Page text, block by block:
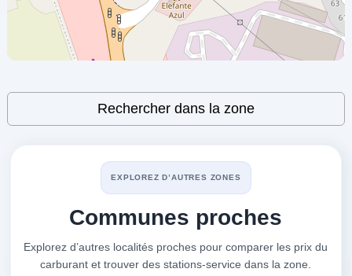
BP Monte
à 1.78 km
SETÚBAL-QUINTA DA CAIADA,
VOIR LES PRIX
Praça Da Independência
Rechercher dans la zone
EXPLOREZ D’AUTRES ZONES
Communes proches
Explorez d’autres localités proches pour comparer les prix du
carburant et trouver des stations-service dans la zone.